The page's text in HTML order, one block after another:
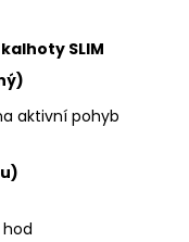
SLIM
aktivní pohyb